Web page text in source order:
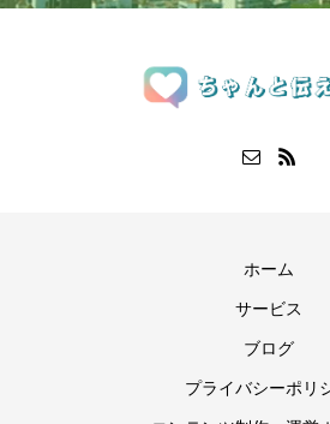
ホーム
サービス
ブログ
プライバシーポリ